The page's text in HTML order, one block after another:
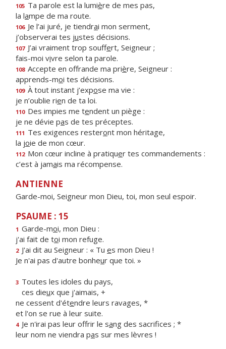
105 Ta parole est la lumière de mes pas,
la lampe de ma route.
106 Je l’ai juré, je tiendrai mon serment,
j’observerai tes justes décisions.
107 J’ai vraiment trop souffert, Seigneur ;
fais-moi vivre selon ta parole.
108 Accepte en offrande ma prière, Seigneur :
apprends-moi tes décisions.
109 À tout instant j’expose ma vie :
je n’oublie rien de ta loi.
110 Des impies me tendent un piège :
je ne dévie pas de tes préceptes.
111 Tes exigences resteront mon héritage,
la joie de mon cœur.
112 Mon cœur incline à pratiquer tes commandements :
c’est à jamais ma récompense.
ANTIENNE
Garde-moi, Seigneur mon Dieu, toi, mon seul espoir.
PSAUME : 15
1 Garde-moi, mon Dieu :
j'ai fait de toi mon refuge.
2 J'ai dit au Seigneur : « Tu es mon Dieu !
Je n'ai pas d'autre bonheur que toi. »
3 Toutes les idoles du pays,
ces dieux que j'aimais, +
ne cessent d'étendre leurs ravages, *
et l'on se rue à leur suite.
4 Je n'irai pas leur offrir le sang des sacrifices ; *
leur nom ne viendra pas sur mes lèvres !